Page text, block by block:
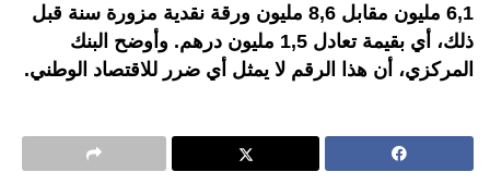
6,1 مليون مقابل 8,6 مليون ورقة نقدية مزورة سنة قبل
ذلك، أي بقيمة تعادل 1,5 مليون درهم. وأوضح البنك
المركزي، أن هذا الرقم لا يمثل أي ضرر للاقتصاد الوطني.